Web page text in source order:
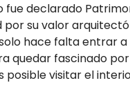
fue declarado
por su valor
hace falta entrar a
quedar fascinado
posible visitar el